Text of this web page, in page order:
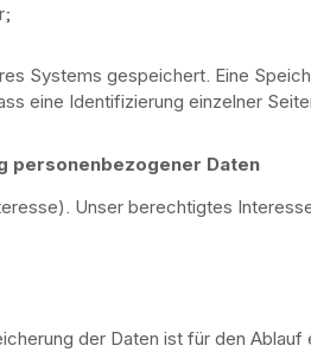
Systems gespeichert. Eine
eine Identifizierung einzelner
personenbezogener Daten
Unser berechtigtes
der Daten ist für den